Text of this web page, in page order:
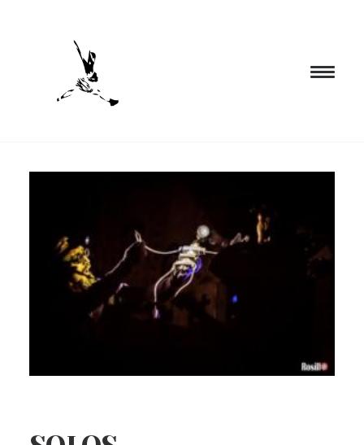
CIA. NÓMADA
PROYECTOS